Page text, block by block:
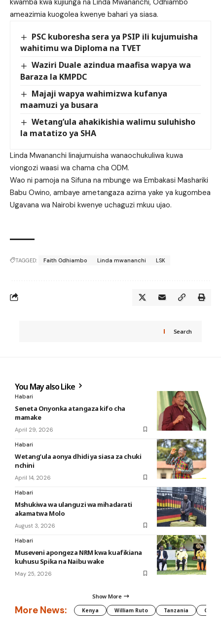
kwamba kwa kujiunga na Linda Mwananchi, Odhiambo
ameazimia kuogolea kwenye bahari ya siasa.
PSC kuboresha sera ya PSIP ili kujumuisha
wahitimu wa Diploma na TVET
Waziri Duale azindua maafisa wapya wa
Baraza la KMPDC
Majaji wapya wahimizwa kufanya
maamuzi ya busara
Wetang’ula ahakikishia walimu suluhisho
la matatizo ya SHA
Linda Mwananchi linajumuisha wanaochukuliwa kuwa
viongozi waasi wa chama cha ODM.
Wao ni pamoja na Sifuna na mbunge wa Embakasi Mashariki
Babu Owino, ambaye ametangaza azima yake ya kugombea
Ugavana wa Nairobi kwenye uchaguzi mkuu ujao.
TAGGED: Faith Odhiambo Linda mwananchi LSK
Search
You May also Like
Habari
Seneta Onyonka atangaza kifo cha
mamake
April 29, 2026
Habari
Wetang’ula aonya dhidi ya siasa za chuki
nchini
April 14, 2026
Habari
Mshukiwa wa ulanguzi wa mihadarati
akamatwa Molo
August 3, 2026
Habari
Museveni apongeza NRM kwa kuafikiana
kuhusu Spika na Naibu wake
May 25, 2026
Show More
More News: Kenya William Ruto Tanzania CAF